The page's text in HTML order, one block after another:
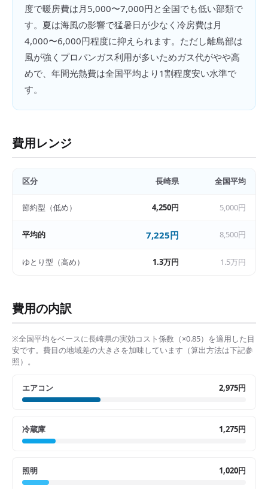
度で暖房費は月5,000〜7,000円と全国でも低い部類で
す。夏は海風の影響で猛暑日が少なく冷房費は月
4,000〜6,000円程度に抑えられます。ただし離島部は
風が強くプロパンガス利用が多いためガス代がやや高
めで、年間光熱費は全国平均より1割程度安い水準で
す。
費用レンジ
区分 長崎県 全国平均
節約型（低め） 4,250円 5,000円
平均的 7,225円 8,500円
ゆとり型（高め） 1.3万円 1.5万円
費用の内訳
※全国平均をベースに長崎県の実効コスト係数（×0.85）を適用した目
安です。費目の地域差の大きさを加味しています（算出方法は下記参
照）。
エアコン 2,975円
冷蔵庫 1,275円
照明 1,020円